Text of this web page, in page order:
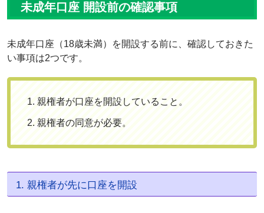
未成年口座 開設前の確認事項
未成年口座（18歳未満）を開設する前に、確認しておきた
い事項は2つです。
親権者が口座を開設していること。
親権者の同意が必要。
1. 親権者が先に口座を開設